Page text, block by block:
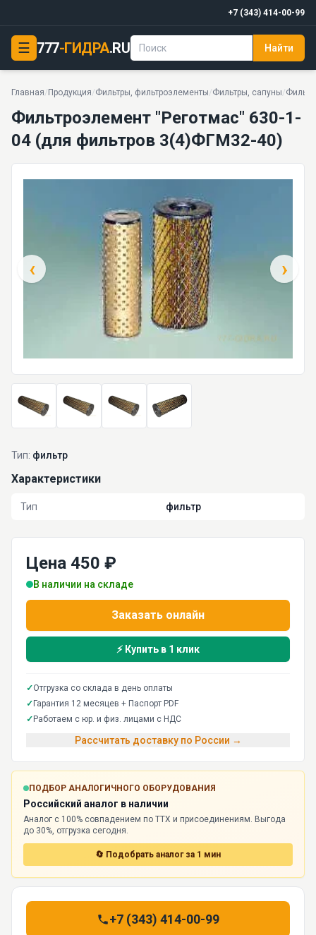
+7 (343) 414-00-99
☰ 777-ГИДРА.RU Найти
Главная/ Продукция/Фильтры, фильтроэлементы/Фильтры, сапуны/
Фильтроэлемент "Реготмас" 630-1-04 (для фильтров 3(4)ФГМ32-40)
Фильтроэлемент "Реготмас" 630-1-
04 (для фильтров 3(4)ФГМ32-40)
‹ ›
Тип: фильтр
Характеристики
Тип фильтр
Цена 450 ₽
В наличии на складе
Заказать онлайн
⚡ Купить в 1 клик
✓Отгрузка со склада в день оплаты
✓ Гарантия 12 месяцев + Паспорт PDF
✓ Работаем с юр. и физ. лицами с НДС
Рассчитать доставку по России →
ПОДБОР АНАЛОГИЧНОГО ОБОРУДОВАНИЯ
Российский аналог в наличии
Аналог с 100% совпадением по ТТХ и присоединениям. Выгода
до 30%, отгрузка сегодня.
🔄 Подобрать аналог за 1 мин
+7 (343) 414-00-99